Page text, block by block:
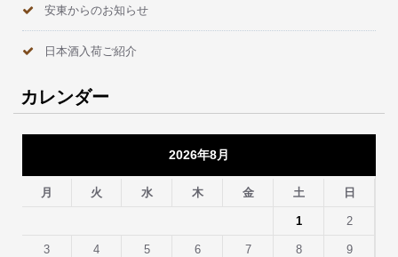
安東からのお知らせ
日本酒入荷ご紹介
カレンダー
2026年8月
月 火 水 木 金 土 日
1 2
3 4 5 6 7 8 9